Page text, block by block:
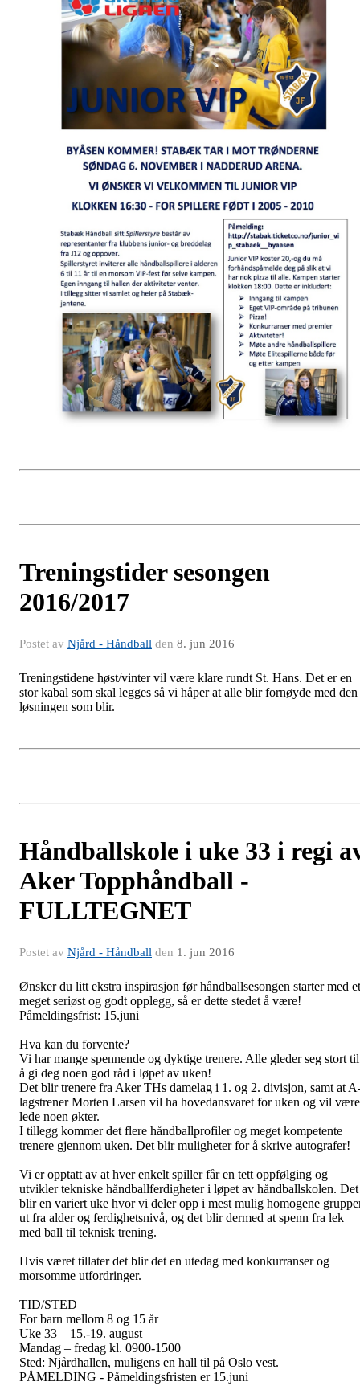
Treningstider sesongen
2016/2017
Postet av Njård - Håndball den 8. jun 2016
Treningstidene høst/vinter vil være klare rundt St. Hans. Det er en
stor kabal som skal legges så vi håper at alle blir fornøyde med den
løsningen som blir.
Håndballskole i uke 33 i regi
Aker Topphåndball -
FULLTEGNET
Postet av Njård - Håndball den 1. jun 2016
Ønsker du litt ekstra inspirasjon før håndballsesongen starter med et
meget seriøst og godt opplegg, så er dette stedet å være!
Påmeldingsfrist: 15.juni
Hva kan du forvente?
Vi har mange spennende og dyktige trenere. Alle gleder seg stort til
å gi deg noen god råd i løpet av uken!
Det blir trenere fra Aker THs damelag i 1. og 2. divisjon, samt at
lagstrener Morten Larsen vil ha hovedansvaret for uken og vil være
lede noen økter.
I tillegg kommer det flere håndballprofiler og meget kompetente
trenere gjennom uken. Det blir muligheter for å skrive autografer!
Vi er opptatt av at hver enkelt spiller får en tett oppfølging og
utvikler tekniske håndballferdigheter i løpet av håndballskolen. Det
blir en variert uke hvor vi deler opp i mest mulig homogene
ut fra alder og ferdighetsnivå, og det blir dermed at spenn fra lek
med ball til teknisk trening.
Hvis været tillater det blir det en utedag med konkurranser og
morsomme utfordringer.
TID/STED
For barn mellom 8 og 15 år
Uke 33 – 15.-19. august
Mandag – fredag kl. 0900-1500
Sted: Njårdhallen, muligens en hall til på Oslo vest.
PÅMELDING - Påmeldingsfristen er 15.juni